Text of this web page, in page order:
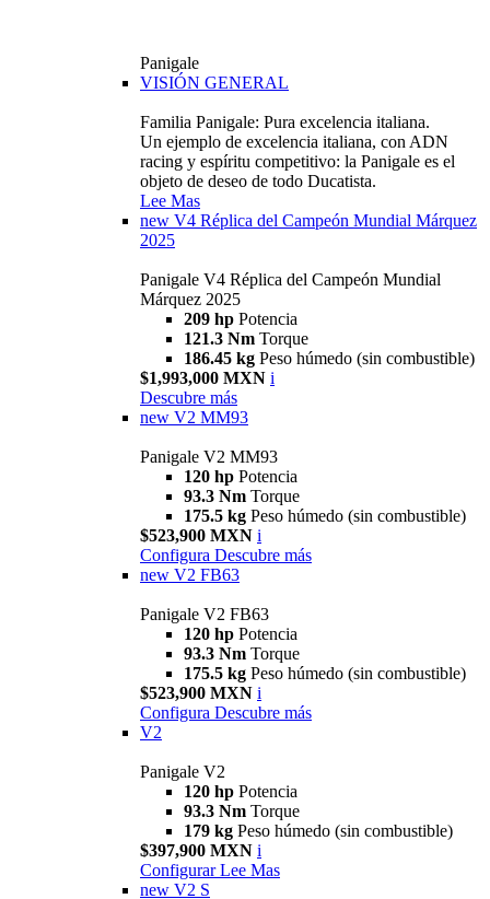
Panigale
VISIÓN GENERAL
Familia Panigale: Pura excelencia italiana.
Un ejemplo de excelencia italiana, con ADN
racing y espíritu competitivo: la Panigale es el
objeto de deseo de todo Ducatista.
Lee Mas
new V4 Réplica del Campeón Mundial Márquez
2025
Panigale V4 Réplica del Campeón Mundial
Márquez 2025
209 hp Potencia
121.3 Nm Torque
186.45 kg Peso húmedo (sin combustible)
$1,993,000 MXN i
Descubre más
new V2 MM93
Panigale V2 MM93
120 hp Potencia
93.3 Nm Torque
175.5 kg Peso húmedo (sin combustible)
$523,900 MXN i
Configura Descubre más
new V2 FB63
Panigale V2 FB63
120 hp Potencia
93.3 Nm Torque
175.5 kg Peso húmedo (sin combustible)
$523,900 MXN i
Configura Descubre más
V2
Panigale V2
120 hp Potencia
93.3 Nm Torque
179 kg Peso húmedo (sin combustible)
$397,900 MXN i
Configurar Lee Mas
new V2 S